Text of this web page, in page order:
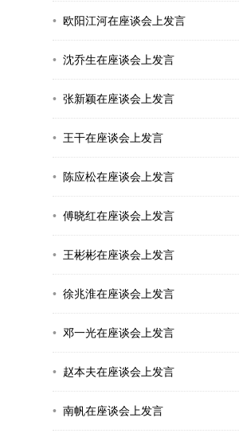
欧阳江河在座谈会上发言
沈乔生在座谈会上发言
张新颖在座谈会上发言
王干在座谈会上发言
陈应松在座谈会上发言
傅晓红在座谈会上发言
王彬彬在座谈会上发言
徐兆淮在座谈会上发言
邓一光在座谈会上发言
赵本夫在座谈会上发言
南帆在座谈会上发言